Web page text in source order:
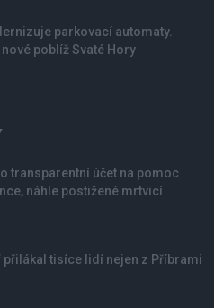
parkovací automaty.
poblíž Svaté Hory
transparentní účet na pomoc
náhle postižené mrtvicí
přilákal tisíce lidí nejen z Příbrami